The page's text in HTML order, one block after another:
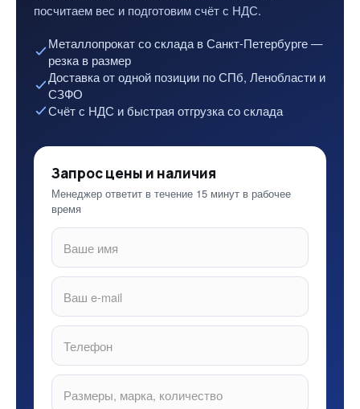
посчитаем вес и подготовим счёт с НДС.
Металлопрокат со склада в Санкт-Петербурге —
резка в размер
Доставка от одной позиции по СПб, Ленобласти и
СЗФО
Счёт с НДС и быстрая отгрузка со склада
Запрос цены и наличия
Менеджер ответит в течение 15 минут в рабочее
время